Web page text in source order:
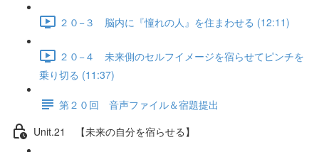
２０−３ 脳内に『憧れの人』を住まわせる (12:11)
２０−４ 未来側のセルフイメージを宿らせてピンチを
乗り切る (11:37)
第２０回 音声ファイル＆宿題提出
Unit.21 【未来の自分を宿らせる】